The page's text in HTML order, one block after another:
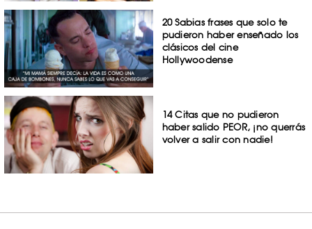
20 Sabias frases que solo te
pudieron haber enseñado los
clásicos del cine
Hollywoodense
14 Citas que no pudieron
haber salido PEOR, ¡no querrás
volver a salir con nadie!